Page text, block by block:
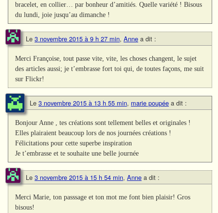
bracelet, en collier… par bonheur d’amitiés. Quelle variété ! Bisous
du lundi, joie jusqu’au dimanche !
Le 3 novembre 2015 à 9 h 27 min, Anne a dit :
Merci Françoise, tout passe vite, vite, les choses changent, le sujet
des articles aussi; je t’embrasse fort toi qui, de toutes façons, me suit
sur Flickr!
Le 3 novembre 2015 à 13 h 55 min, marie poupée a dit :
Bonjour Anne , tes créations sont tellement belles et originales !
Elles plairaient beaucoup lors de nos journées créations !
Félicitations pour cette superbe inspiration
Je t’embrasse et te souhaite une belle journée
Le 3 novembre 2015 à 15 h 54 min, Anne a dit :
Merci Marie, ton passsage et ton mot me font bien plaisir! Gros
bisous!